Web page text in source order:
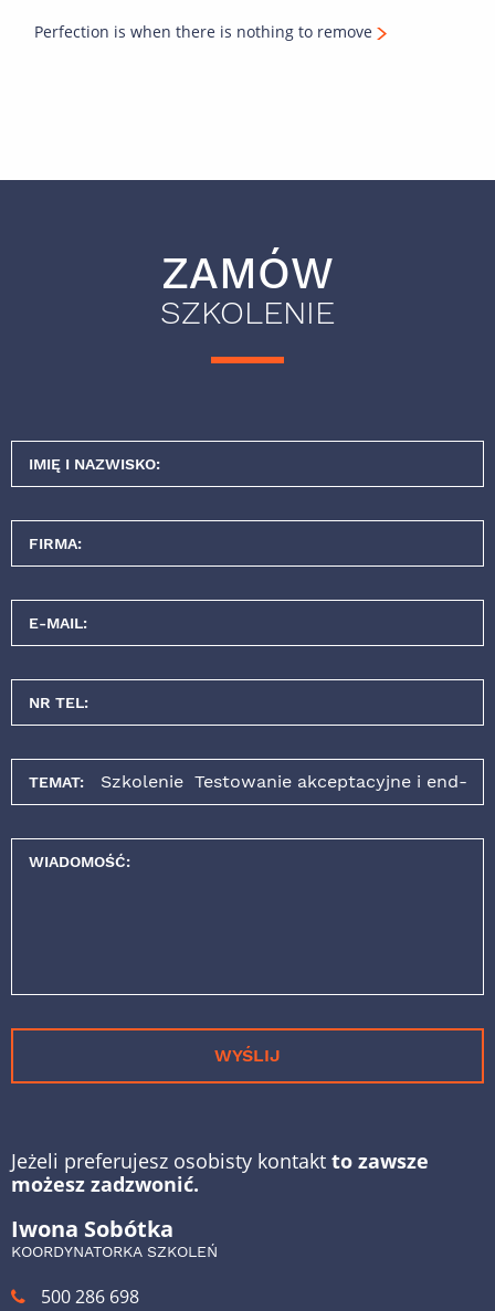
Perfection is when there is nothing to remove
ZAMÓW
SZKOLENIE
IMIĘ I NAZWISKO:
FIRMA:
E-MAIL:
NR TEL:
TEMAT:
WIADOMOŚĆ:
WYŚLIJ
Jeżeli preferujesz osobisty kontakt to zawsze
możesz zadzwonić.
Iwona Sobótka
KOORDYNATORKA SZKOLEŃ
500 286 698